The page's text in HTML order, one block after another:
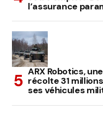
l’assurance
ARX Robotics,
récolte 31
ses véhicules